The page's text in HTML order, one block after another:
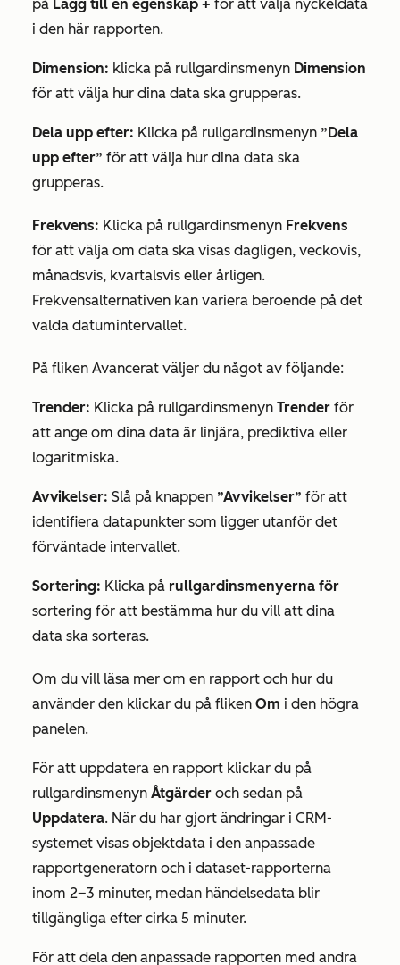
på Lägg till en egenskap + för att välja nyckeldata
i den här rapporten.
Dimension: klicka på rullgardinsmenyn Dimension
för att välja hur dina data ska grupperas.
Dela upp efter: Klicka på rullgardinsmenyn ”Dela
upp efter” för att välja hur dina data ska
grupperas.
Frekvens: Klicka på rullgardinsmenyn Frekvens
för att välja om data ska visas dagligen, veckovis,
månadsvis, kvartalsvis eller årligen.
Frekvensalternativen kan variera beroende på det
valda datumintervallet.
På fliken Avancerat väljer du något av följande:
Trender: Klicka på rullgardinsmenyn Trender för
att ange om dina data är linjära, prediktiva eller
logaritmiska.
Avvikelser: Slå på knappen ”Avvikelser” för att
identifiera datapunkter som ligger utanför det
förväntade intervallet.
Sortering: Klicka på rullgardinsmenyerna för
sortering för att bestämma hur du vill att dina
data ska sorteras.
Om du vill läsa mer om en rapport och hur du
använder den klickar du på fliken Om i den högra
panelen.
För att uppdatera en rapport klickar du på
rullgardinsmenyn Åtgärder och sedan på
Uppdatera. När du har gjort ändringar i CRM-
systemet visas objektdata i den anpassade
rapportgeneratorn och i dataset-rapporterna
inom 2–3 minuter, medan händelsedata blir
tillgängliga efter cirka 5 minuter.
För att dela den anpassade rapporten med andra